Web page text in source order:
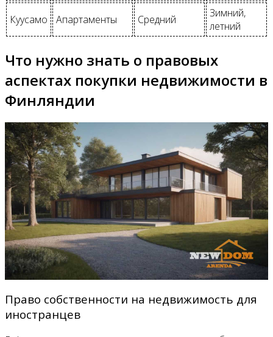
Куусамо Апартаменты Средний
Зимний,
летний
Что нужно знать о правовых
аспектах покупки недвижимости в
Финляндии
Право собственности на недвижимость для
иностранцев